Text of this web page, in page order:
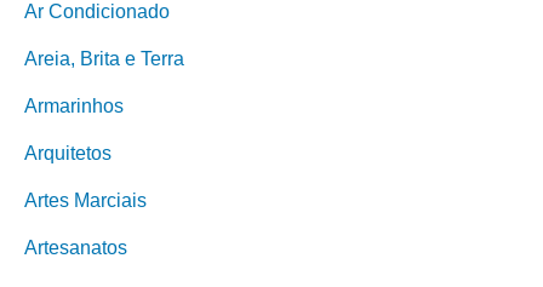
Ar Condicionado
Areia, Brita e Terra
Armarinhos
Arquitetos
Artes Marciais
Artesanatos